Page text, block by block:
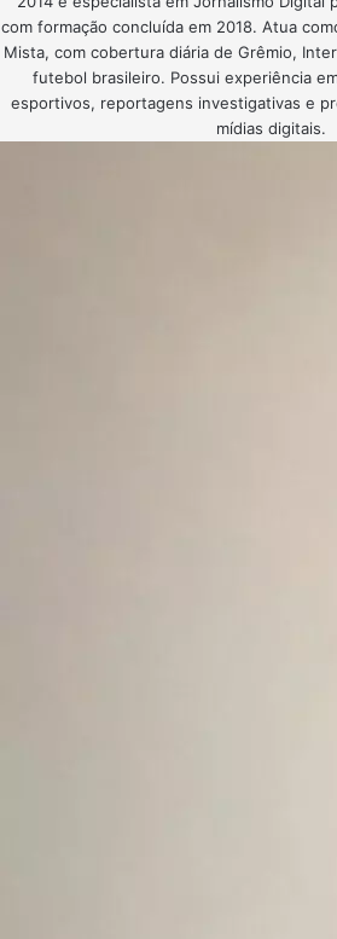
com formação concluída em 2018. Atua
Mista, com cobertura diária de Grêmio,
futebol brasileiro. Possui experiência
esportivos, reportagens investigativas e
mídias digitais.